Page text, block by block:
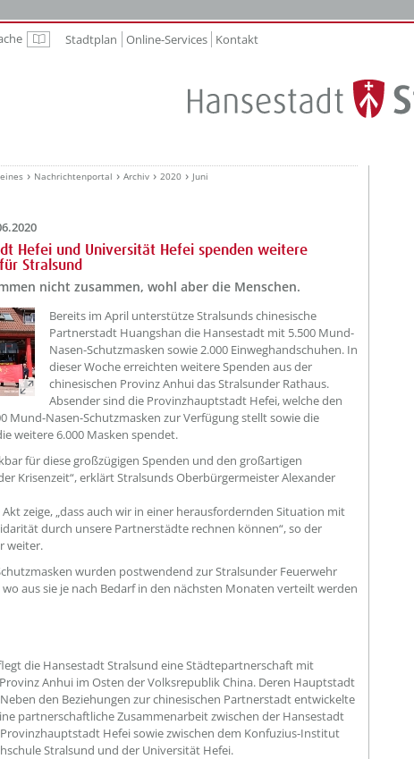
Leichte Sprache
Stadtplan Online-Services Kontakt
Nachrichtenportal Archiv 2020 Juni
Hefei und Universität Hefei spenden weitere
Stralsund
nicht zusammen, wohl aber die Menschen.
Bereits im April unterstütze Stralsunds chinesische
Partnerstadt Huangshan die Hansestadt mit 5.500 Mund-
Nasen-Schutzmasken sowie 2.000 Einweghandschuhen. In
dieser Woche erreichten weitere Spenden aus der
chinesischen Provinz Anhui das Stralsunder Rathaus.
Absender sind die Provinzhauptstadt Hefei, welche den
Mund-Nasen-Schutzmasken zur Verfügung stellt sowie die
weitere 6.000 Masken spendet.
für diese großzügigen Spenden und den großartigen
Krisenzeit“, erklärt Stralsunds Oberbürgermeister Alexander
Akt zeige, „dass auch wir in einer herausfordernden Situation mit
durch unsere Partnerstädte rechnen können“, so der
weiter.
wurden postwendend zur Stralsunder Feuerwehr
aus sie je nach Bedarf in den nächsten Monaten verteilt werden
die Hansestadt Stralsund eine Städtepartnerschaft mit
Anhui im Osten der Volksrepublik China. Deren Hauptstadt
den Beziehungen zur chinesischen Partnerstadt entwickelte
partnerschaftliche Zusammenarbeit zwischen der Hansestadt
Hefei sowie zwischen dem Konfuzius-Institut
Stralsund und der Universität Hefei.